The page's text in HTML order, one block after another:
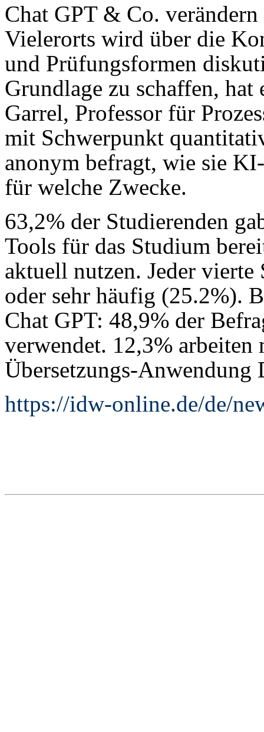
Chat GPT & Co.
Vielerorts wird über die
und Prüfungsformen
Grundlage zu schaffen,
Garrel, Professor für
mit Schwerpunkt
anonym befragt, wie sie
für welche Zwecke.
63,2% der Studierenden
Tools für das Studium
aktuell nutzen. Jeder
oder sehr häufig (25.2%).
Chat GPT: 48,9% der
verwendet. 12,3% arbeiten
Übersetzungs-Anwendung
https://idw-online.de/de/